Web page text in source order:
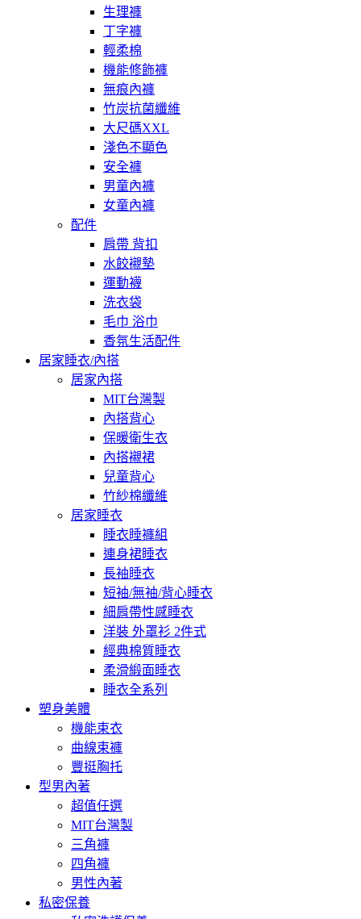
生理褲
丁字褲
輕柔棉
機能修飾褲
無痕內褲
竹炭抗菌纖維
大尺碼XXL
淺色不顯色
安全褲
男童內褲
女童內褲
配件
肩帶 背扣
水餃襯墊
運動襪
洗衣袋
毛巾 浴巾
香氛生活配件
居家睡衣/內搭
居家內搭
MIT台灣製
內搭背心
保暖衛生衣
內搭襯裙
兒童背心
竹紗棉纖維
居家睡衣
睡衣睡褲組
連身裙睡衣
長袖睡衣
短袖/無袖/背心睡衣
細肩帶性感睡衣
洋裝 外罩衫 2件式
經典棉質睡衣
柔滑緞面睡衣
睡衣全系列
塑身美體
機能束衣
曲線束褲
豐挺胸托
型男內著
超值任選
MIT台灣製
三角褲
四角褲
男性內著
私密保養